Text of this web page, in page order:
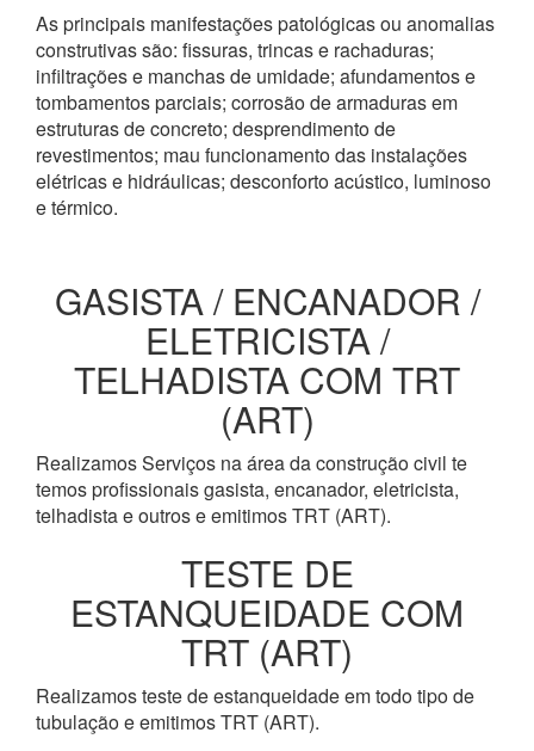
As principais manifestações patológicas ou anomalias
construtivas são: fissuras, trincas e rachaduras;
infiltrações e manchas de umidade; afundamentos e
tombamentos parciais; corrosão de armaduras em
estruturas de concreto; desprendimento de
revestimentos; mau funcionamento das instalações
elétricas e hidráulicas; desconforto acústico, luminoso
e térmico.
GASISTA / ENCANADOR /
ELETRICISTA /
TELHADISTA COM TRT
(ART)
Realizamos Serviços na área da construção civil te
temos profissionais gasista, encanador, eletricista,
telhadista e outros e emitimos TRT (ART).
TESTE DE
ESTANQUEIDADE COM
TRT (ART)
Realizamos teste de estanqueidade em todo tipo de
tubulação e emitimos TRT (ART).